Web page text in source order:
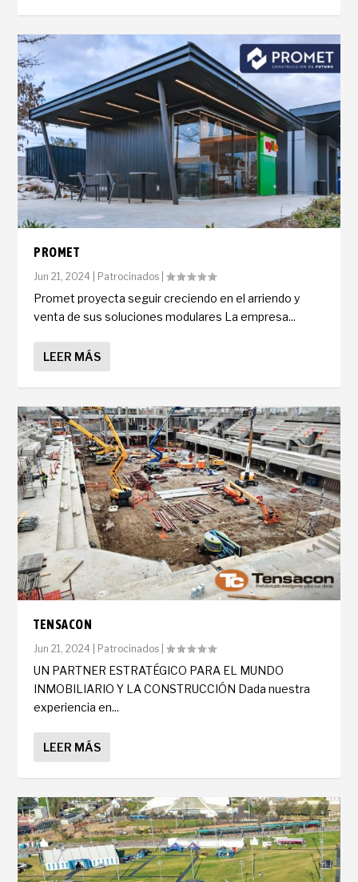
PROMET
Jun 21, 2024 Patrocinados |
Promet proyecta seguir creciendo en el arriendo y
venta de sus soluciones modulares La empresa...
LEER MÁS
TENSACON
Jun 21, 2024 Patrocinados |
UN PARTNER ESTRATÉGICO PARA EL MUNDO
INMOBILIARIO Y LA CONSTRUCCIÓN Dada nuestra
experiencia en...
LEER MÁS